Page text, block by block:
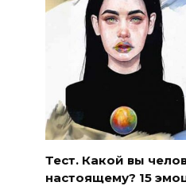
Тест. Какой вы
настоящему? 15